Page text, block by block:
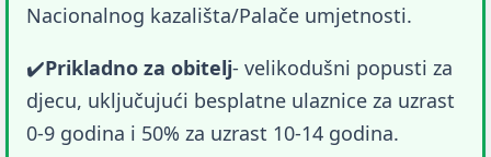
Nacionalnog kazališta/Palače umjetnosti.
✔️Prikladno za obitelj- velikodušni popusti za
djecu, uključujući besplatne ulaznice za uzrast
0-9 godina i 50% za uzrast 10-14 godina.